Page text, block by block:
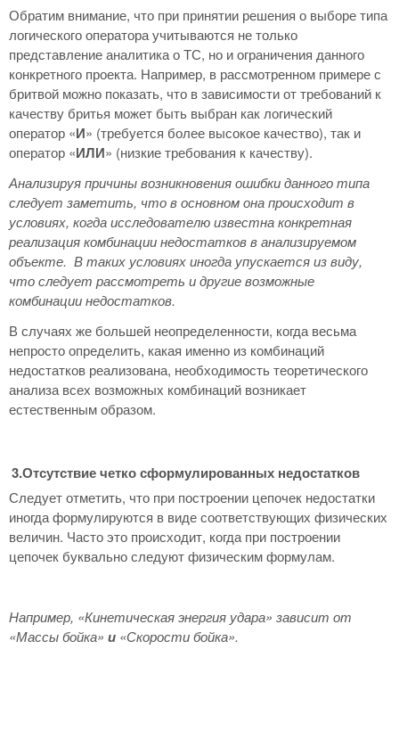
Обратим внимание, что при принятии решения о выборе типа
логического оператора учитываются не только
представление аналитика о ТС, но и ограничения данного
конкретного проекта. Например, в рассмотренном примере с
бритвой можно показать, что в зависимости от требований к
качеству бритья может быть выбран как логический
оператор «И» (требуется более высокое качество), так и
оператор «ИЛИ» (низкие требования к качеству).
Анализируя причины возникновения ошибки данного типа
следует заметить, что в основном она происходит в
условиях, когда исследователю известна конкретная
реализация комбинации недостатков в анализируемом
объекте. В таких условиях иногда упускается из виду,
что следует рассмотреть и другие возможные
комбинации недостатков.
В случаях же большей неопределенности, когда весьма
непросто определить, какая именно из комбинаций
недостатков реализована, необходимость теоретического
анализа всех возможных комбинаций возникает
естественным образом.
3.Отсутствие четко сформулированных недостатков
Следует отметить, что при построении цепочек недостатки
иногда формулируются в виде соответствующих физических
величин. Часто это происходит, когда при построении
цепочек буквально следуют физическим формулам.
Например, «Кинетическая энергия удара» зависит от
«Массы бойка» и «Скорости бойка».